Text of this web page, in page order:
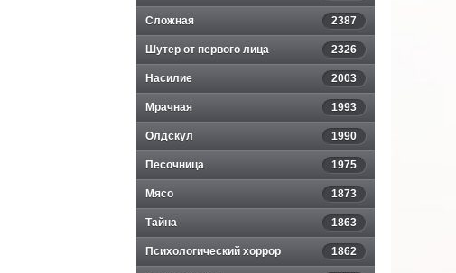
Сложная 2387
Шутер от первого лица 2326
Насилие 2003
Мрачная 1993
Олдскул 1990
Песочница 1975
Мясо 1873
Тайна 1863
Психологический хоррор 1862